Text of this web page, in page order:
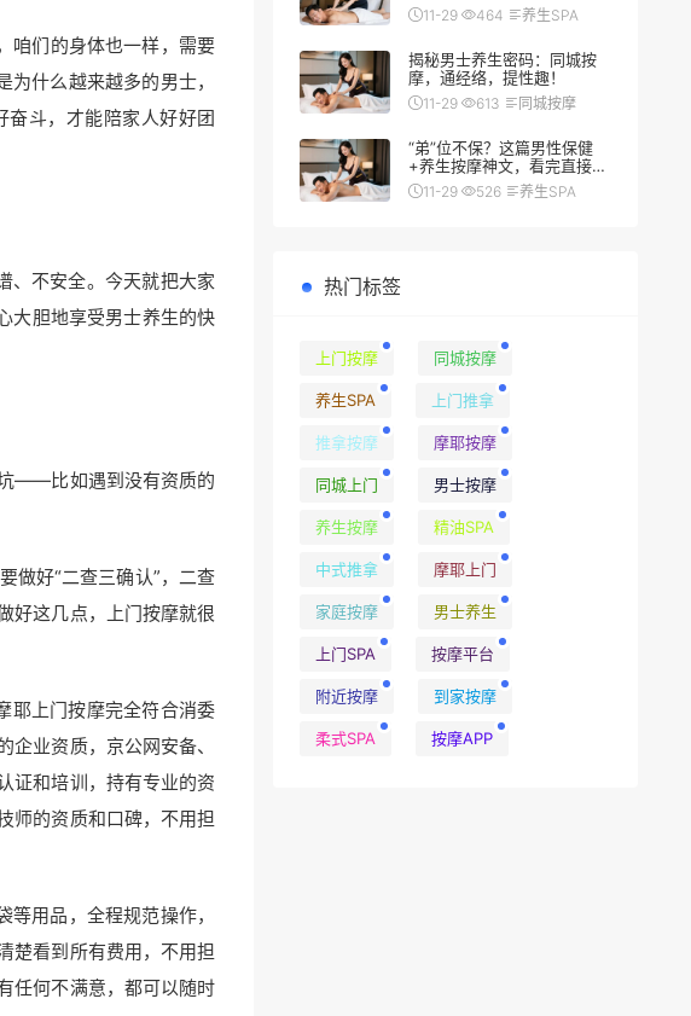
咱们的身体也一样，需要
什么越来越多的男士，
奋斗，才能陪家人好好团
、不安全。今天就把大家
大胆地享受男士养生的快
坑——比如遇到没有资质的
做好“二查三确认”，二查
好这几点，上门按摩就很
耶上门按摩完全符合消委
业资质，京公网安备、
证和培训，持有专业的资
师的资质和口碑，不用担
用品，全程规范操作，
楚看到所有费用，不用担
任何不满意，都可以随时
11-29 464 养生SPA
揭秘男士养生密码：同城按
摩，通经络，提性趣！
11-29 613 同城按摩
“弟”位不保？这篇男性保健
+养生按摩神文，看完直接硬
（朗）了
11-29 526 养生SPA
热门标签
上门按摩 同城按摩
养生SPA 上门推拿
推拿按摩 摩耶按摩
同城上门 男士按摩
养生按摩 精油SPA
中式推拿 摩耶上门
家庭按摩 男士养生
上门SPA 按摩平台
附近按摩 到家按摩
柔式SPA 按摩APP